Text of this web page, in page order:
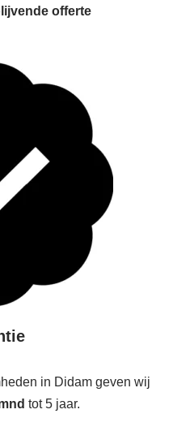
offerte
in Didam geven wij
tot 5 jaar.